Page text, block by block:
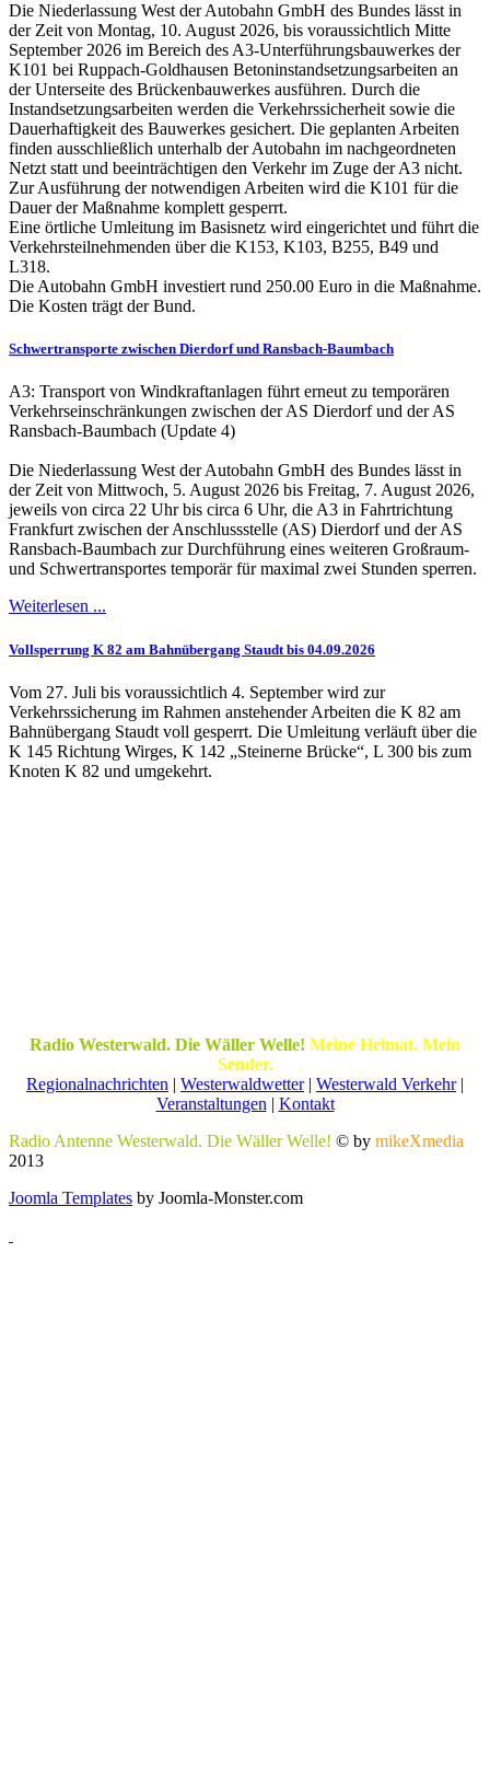
Die Niederlassung West der Autobahn GmbH des Bundes lässt in
der Zeit von Montag, 10. August 2026, bis voraussichtlich Mitte
September 2026 im Bereich des A3-Unterführungsbauwerkes der
K101 bei Ruppach-Goldhausen Betoninstandsetzungsarbeiten an
der Unterseite des Brückenbauwerkes ausführen. Durch die
Instandsetzungsarbeiten werden die Verkehrssicherheit sowie die
Dauerhaftigkeit des Bauwerkes gesichert. Die geplanten Arbeiten
finden ausschließlich unterhalb der Autobahn im nachgeordneten
Netzt statt und beeinträchtigen den Verkehr im Zuge der A3 nicht.
Zur Ausführung der notwendigen Arbeiten wird die K101 für die
Dauer der Maßnahme komplett gesperrt.
Eine örtliche Umleitung im Basisnetz wird eingerichtet und führt die
Verkehrsteilnehmenden über die K153, K103, B255, B49 und
L318.
Die Autobahn GmbH investiert rund 250.00 Euro in die Maßnahme.
Die Kosten trägt der Bund.
Schwertransporte zwischen Dierdorf und Ransbach-Baumbach
A3: Transport von Windkraftanlagen führt erneut zu temporären
Verkehrseinschränkungen zwischen der AS Dierdorf und der AS
Ransbach-Baumbach (Update 4)
Die Niederlassung West der Autobahn GmbH des Bundes lässt in
der Zeit von Mittwoch, 5. August 2026 bis Freitag, 7. August 2026,
jeweils von circa 22 Uhr bis circa 6 Uhr, die A3 in Fahrtrichtung
Frankfurt zwischen der Anschlussstelle (AS) Dierdorf und der AS
Ransbach-Baumbach zur Durchführung eines weiteren Großraum-
und Schwertransportes temporär für maximal zwei Stunden sperren.
Weiterlesen ...
Vollsperrung K 82 am Bahnübergang Staudt bis 04.09.2026
Vom 27. Juli bis voraussichtlich 4. September wird zur
Verkehrssicherung im Rahmen anstehender Arbeiten die K 82 am
Bahnübergang Staudt voll gesperrt. Die Umleitung verläuft über die
K 145 Richtung Wirges, K 142 „Steinerne Brücke“, L 300 bis zum
Knoten K 82 und umgekehrt.
Radio Westerwald. Die Wäller Welle! Meine Heimat. Mein
Sender.
Regionalnachrichten | Westerwaldwetter| Westerwald Verkehr|
Veranstaltungen | Kontakt
Radio Antenne Westerwald. Die Wäller Welle! © by mikeXmedia
2013
Joomla Templates by Joomla-Monster.com